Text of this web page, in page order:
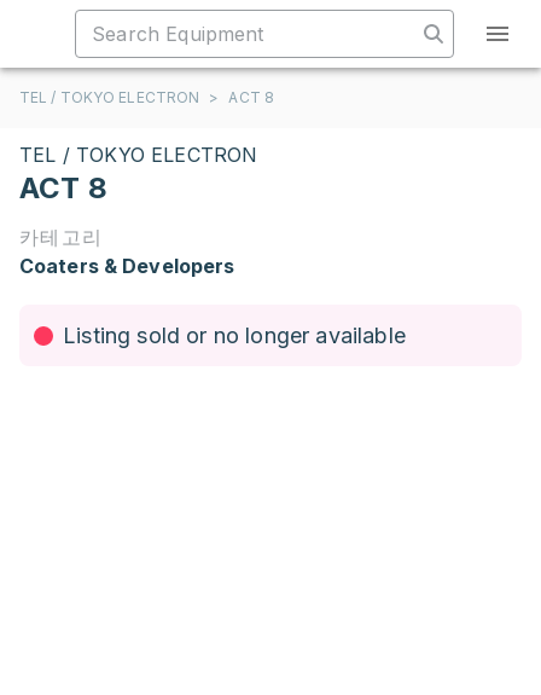
TEL / TOKYO ELECTRON > ACT 8
TEL / TOKYO ELECTRON
ACT 8
카테고리
Coaters & Developers
Listing sold or no longer available